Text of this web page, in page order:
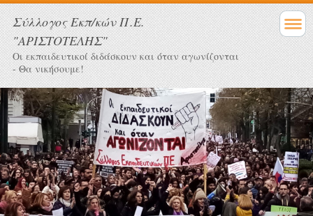
Σύλλογος Eκπ/κών Π.Ε.
"ΑΡΙΣΤΟΤΕΛΗΣ"
Οι εκπαιδευτικοί διδάσκουν και όταν αγωνίζονται
- Θα νικήσουμε!